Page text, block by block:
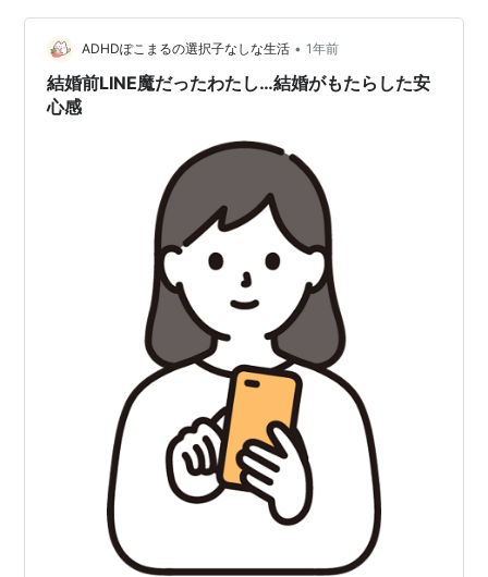
ADHDぽこまるの選択子なしな生活 • 1年前
結婚前LINE魔だったわたし…結婚がもたらした安
心感